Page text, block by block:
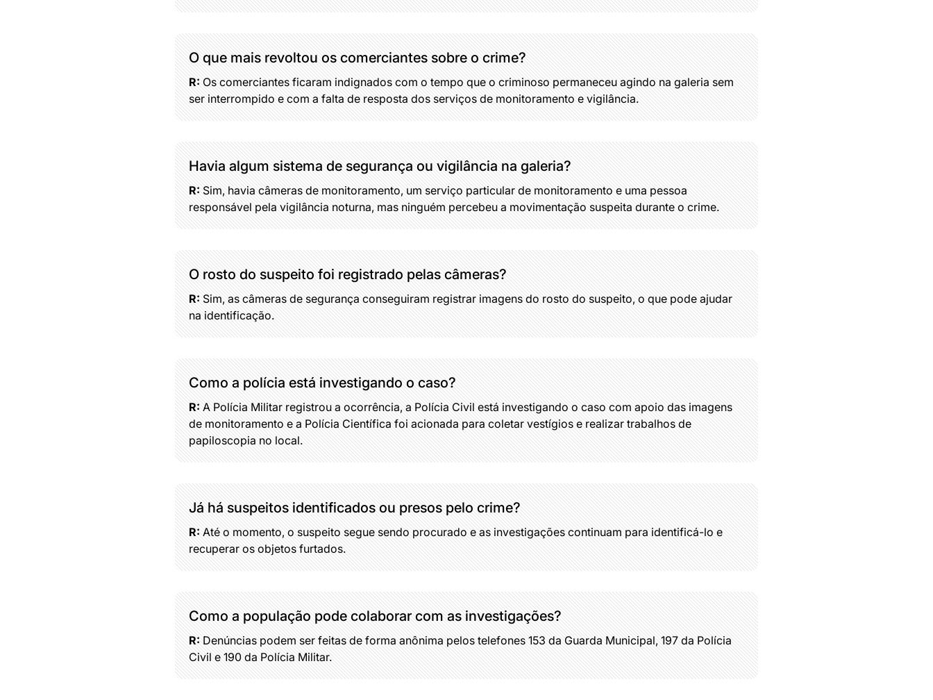
O que mais revoltou os comerciantes sobre o crime?
R:Os comerciantes ficaram indignados com o tempo que o criminoso permaneceu agindo na galeria sem
ser interrompido e com a falta de resposta dos serviços de monitoramento e vigilância.
Havia algum sistema de segurança ou vigilância na galeria?
R:Sim, havia câmeras de monitoramento, um serviço particular de monitoramento e uma pessoa
responsável pela vigilância noturna, mas ninguém percebeu a movimentação suspeita durante o crime.
O rosto do suspeito foi registrado pelas câmeras?
R:Sim, as câmeras de segurança conseguiram registrar imagens do rosto do suspeito, o que pode ajudar
na identificação.
Como a polícia está investigando o caso?
R:A Polícia Militar registrou a ocorrência, a Polícia Civil está investigando o caso com apoio das imagens
de monitoramento e a Polícia Científica foi acionada para coletar vestígios e realizar trabalhos de
papiloscopia no local.
Já há suspeitos identificados ou presos pelo crime?
R:Até o momento, o suspeito segue sendo procurado e as investigações continuam para identificá-lo e
recuperar os objetos furtados.
Como a população pode colaborar com as investigações?
R:Denúncias podem ser feitas de forma anônima pelos telefones 153 da Guarda Municipal, 197 da Polícia
Civil e 190 da Polícia Militar.